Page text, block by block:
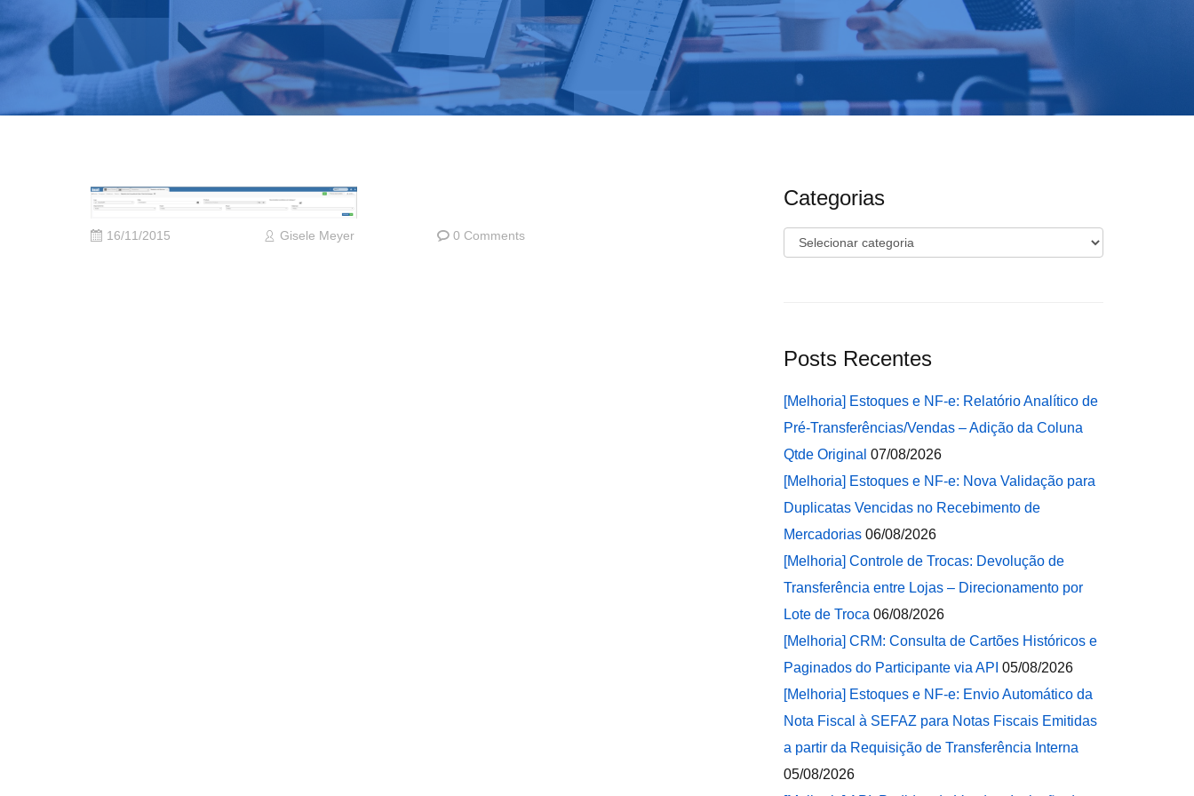
16/11/2015 Gisele Meyer 0 Comments
Categorias
Categorias
Posts Recentes
[Melhoria] Estoques e NF-e: Relatório Analítico de
Pré-Transferências/Vendas – Adição da Coluna
Qtde Original 07/08/2026
[Melhoria] Estoques e NF-e: Nova Validação para
Duplicatas Vencidas no Recebimento de
Mercadorias 06/08/2026
[Melhoria] Controle de Trocas: Devolução de
Transferência entre Lojas – Direcionamento por
Lote de Troca 06/08/2026
[Melhoria] CRM: Consulta de Cartões Históricos e
Paginados do Participante via API 05/08/2026
[Melhoria] Estoques e NF-e: Envio Automático da
Nota Fiscal à SEFAZ para Notas Fiscais Emitidas
a partir da Requisição de Transferência Interna
05/08/2026